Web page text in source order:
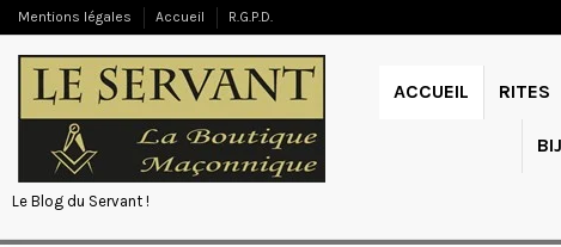
Mentions légales Accueil R.G.P.D.
ACCUEIL RITES
Le Blog du Servant !